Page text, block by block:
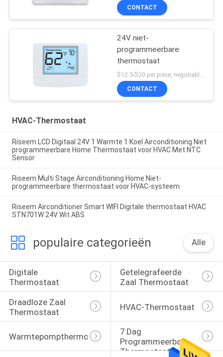
CONTACT
24V niet-
programmeerbare
thermostaat
CONTACT
HVAC-Thermostaat
Riseem LCD Digitaal 24V 1 Warmte 1 Koel Airconditioning Niet
programmeerbare Home Thermostaat voor HVAC Met NTC
Sensor
Riseem Multi Stage Airconditioning Home Niet-
programmeerbare thermostaat voor HVAC-systeem
Riseem Airconditioner Smart WIFI Digitale thermostaat HVAC
STN701W 24V Wit ABS
populaire categorieën Alle
Digitale
Thermostaat
Getelegrafeerde
Zaal Thermostaat
Draadloze Zaal
Thermostaat
HVAC-Thermostaat
Warmtepompthermostaat
7 Dag
Programmeerbare
Thermostaat